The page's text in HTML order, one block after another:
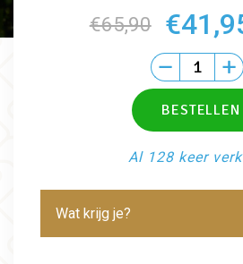
€65,90
Al 128 keer
Wat krijg je?